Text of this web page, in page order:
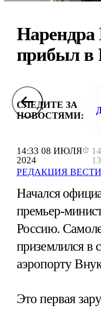
14:33 08 ИЮЛЯ
2024
РЕДАКЦИЯ
прибыл в
СЛЕДИТЕ ЗА
НОВОСТЯМИ:
Начался
премьер-
Россию.
приземлился в
аэропорту
Это первая